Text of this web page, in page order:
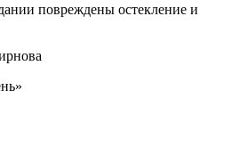
повреждены остекление и